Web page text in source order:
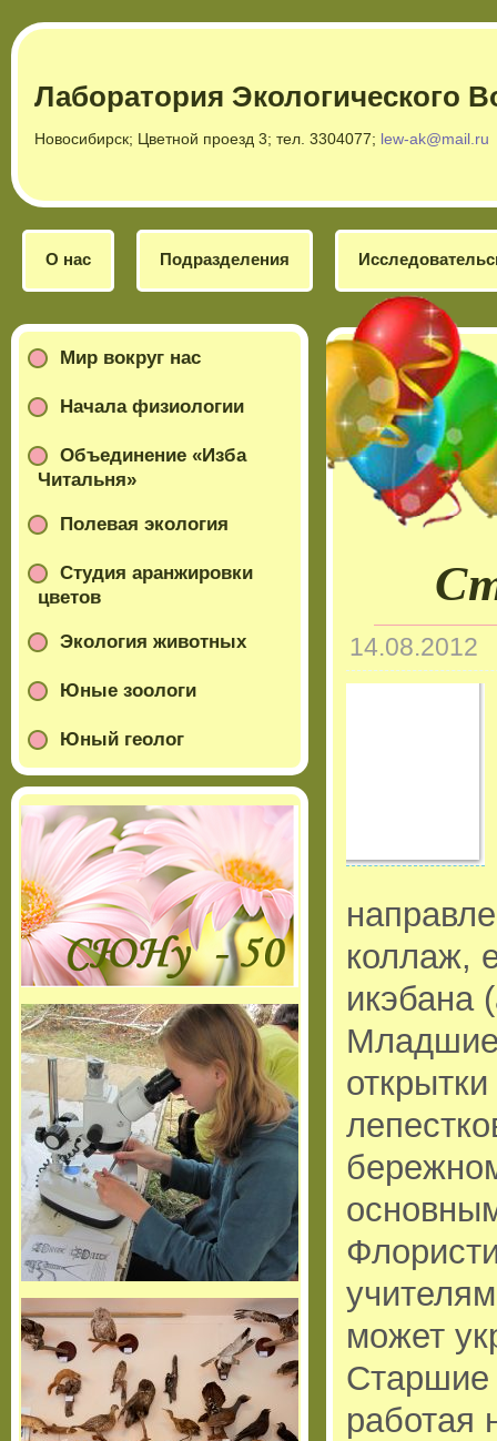
Лаборатория Экологического
Новосибирск; Цветной проезд 3; тел. 3304077; lew-ak@mail.ru
О нас Подразделения
14.08.2012
коллаж,
икэбана
Младшие
может
Старшие
работая
Мир вокруг нас
Начала физиологии
Объединение «Изба
Читальня»
Полевая экология
Студия аранжировки
цветов
Экология животных
Юные зоологи
Юный геолог